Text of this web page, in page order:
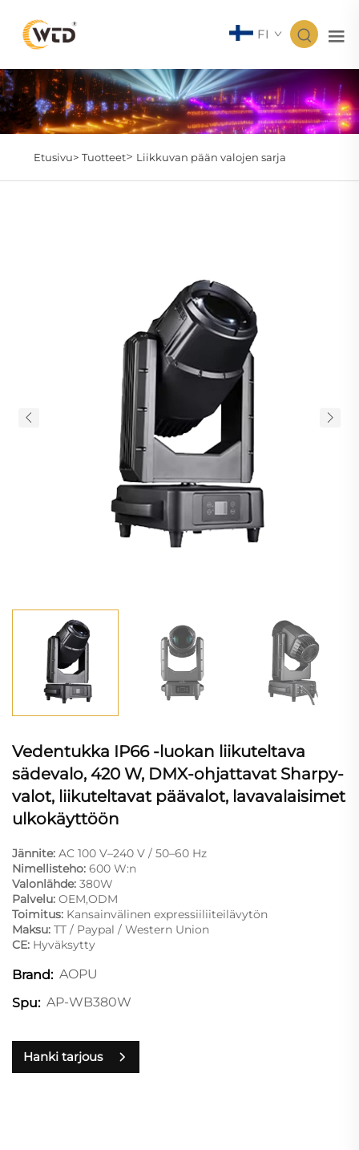
FI
Etusivu> Tuotteet> Liikkuvan pään valojen sarja
Vedentukka IP66 -luokan liikuteltava
sädevalo, 420 W, DMX-ohjattavat Sharpy-
valot, liikuteltavat päävalot, lavavalaisimet
ulkokäyttöön
Jännite: AC 100 V–240 V / 50–60 Hz
Nimellisteho: 600 W:n
Valonlähde: 380W
Palvelu: OEM,ODM
Toimitus: Kansainvälinen expressiiliiteilävytön
Maksu: TT / Paypal / Western Union
CE: Hyväksytty
Brand: AOPU
Spu: AP-WB380W
Hanki tarjous